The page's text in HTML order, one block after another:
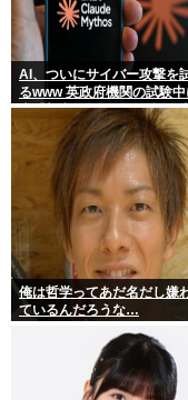
AI、ついにサイバー攻撃を
るwww 英政府機関の試験
走「架空人物になり承認要
俺は哲学ってあだ名だし嫌
ているんだろうな…